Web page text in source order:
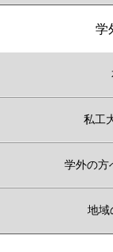
学
私工
学外の方
地域